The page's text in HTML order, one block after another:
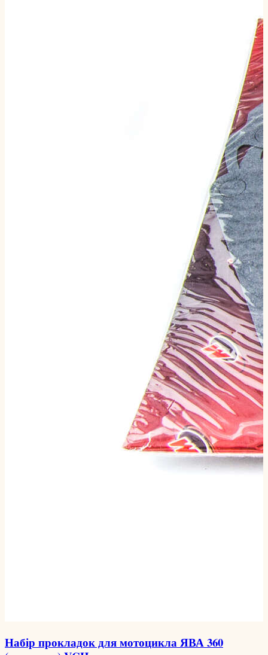
Набір прокладок для мотоцикла ЯВА 360